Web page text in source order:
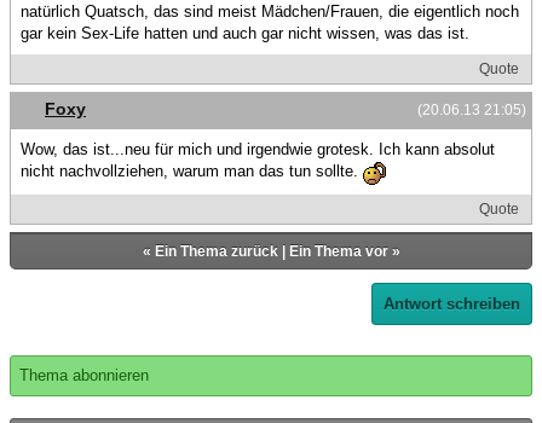
natürlich Quatsch, das sind meist Mädchen/Frauen, die eigentlich noch
gar kein Sex-Life hatten und auch gar nicht wissen, was das ist.
Quote
(20.06.13 21:05)
Foxy
Wow, das ist...neu für mich und irgendwie grotesk. Ich kann absolut
nicht nachvollziehen, warum man das tun sollte.
Quote
« Ein Thema zurück| Ein Thema vor»
Antwort schreiben
Thema abonnieren